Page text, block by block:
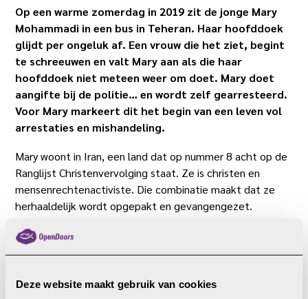
Deze website maakt gebruik van cookies
Op een warme zomerdag in 2019 zit de jonge Mary
Mohammadi in een bus in Teheran. Haar hoofddoek
glijdt per ongeluk af. Een vrouw die het ziet, begint
te schreeuwen en valt Mary aan als die haar
hoofddoek niet meteen weer om doet. Mary doet
aangifte bij de politie… en wordt zelf gearresteerd.
Voor Mary markeert dit het begin van een leven vol
arrestaties en mishandeling.
Mary woont in Iran, een land dat op nummer 8 acht op de
Ranglijst Christenvervolging staat. Ze is christen en
mensenrechtenactiviste. Die combinatie maakt dat ze
herhaaldelijk wordt opgepakt en gevangengezet.
Zo zat ze zes maanden in de cel omdat ze lid was van een
huiskerk. Ze werd hier geestelijk en lichamelijk ernstig
druk. Ze mocht haar opleiding niet afmaken en verloor